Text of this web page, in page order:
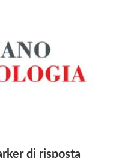
di risposta